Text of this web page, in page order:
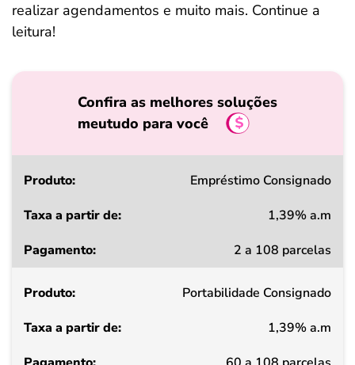
realizar agendamentos e muito mais. Continue a
leitura!
Confira as melhores soluções
meutudo para você
Produto
a
de
Pagamento
Empréstimo Consignado
1,39% a.m
2 a 108 parcelas
Portabilidade Consignado
1,39% a.m